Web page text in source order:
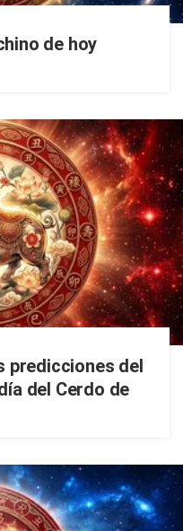
de hoy
predicciones del
del Cerdo de